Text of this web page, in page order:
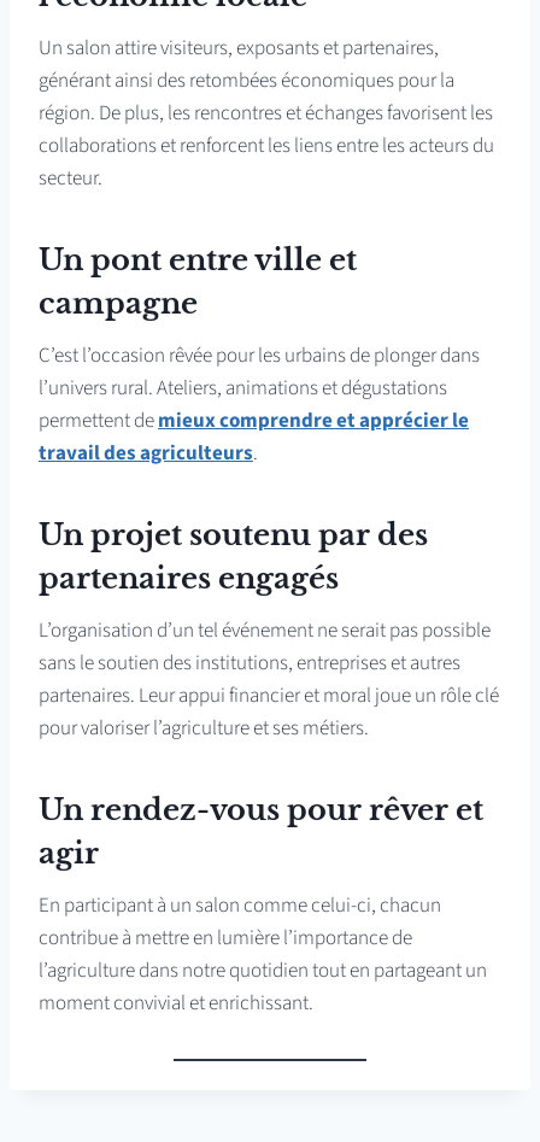
Un salon attire visiteurs, exposants et partenaires,
générant ainsi des retombées économiques pour la
région. De plus, les rencontres et échanges favorisent les
collaborations et renforcent les liens entre les acteurs du
secteur.
Un pont entre ville et
campagne
C’est l’occasion rêvée pour les urbains de plonger dans
l’univers rural. Ateliers, animations et dégustations
permettent demieux comprendre et apprécier le
travail des agriculteurs.
Un projet soutenu par des
partenaires engagés
L’organisation d’un tel événement ne serait pas possible
sans le soutien des institutions, entreprises et autres
partenaires. Leur appui financier et moral joue un rôle clé
pour valoriser l’agriculture et ses métiers.
Un rendez-vous pour rêver et
agir
En participant à un salon comme celui-ci, chacun
contribue à mettre en lumière l’importance de
l’agriculture dans notre quotidien tout en partageant un
moment convivial et enrichissant.